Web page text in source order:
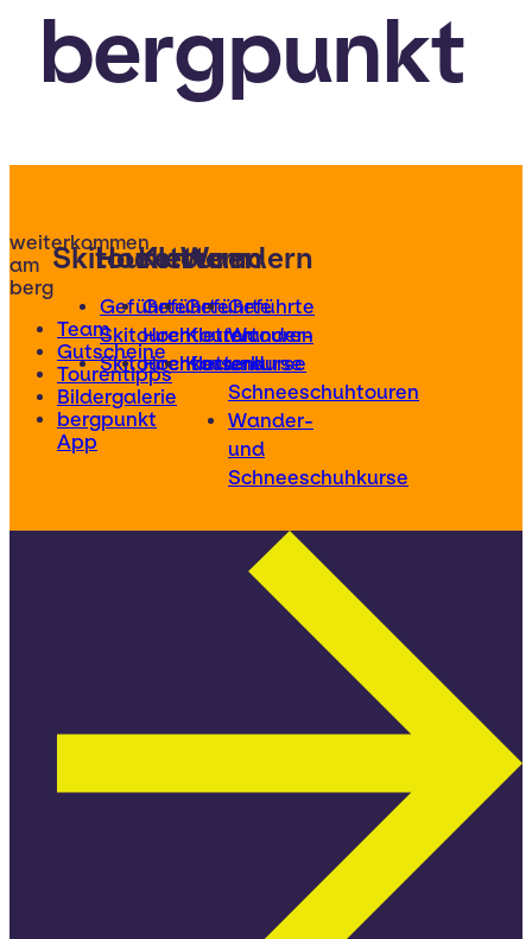
bergpunkt
weiterkommen
am
berg
Team
Gutscheine
Tourentipps
Bildergalerie
bergpunkt
App
Skitouren
Geführte
Skitouren
Skitourenkurse
Hochtouren
Geführte
Hochtouren
Hochtourenkurse
Klettern
Geführte
Klettertouren
Kletterkurse
Wandern
Geführte
Wander-
und
Schneeschuhtouren
Wander-
und
Schneeschuhkurse